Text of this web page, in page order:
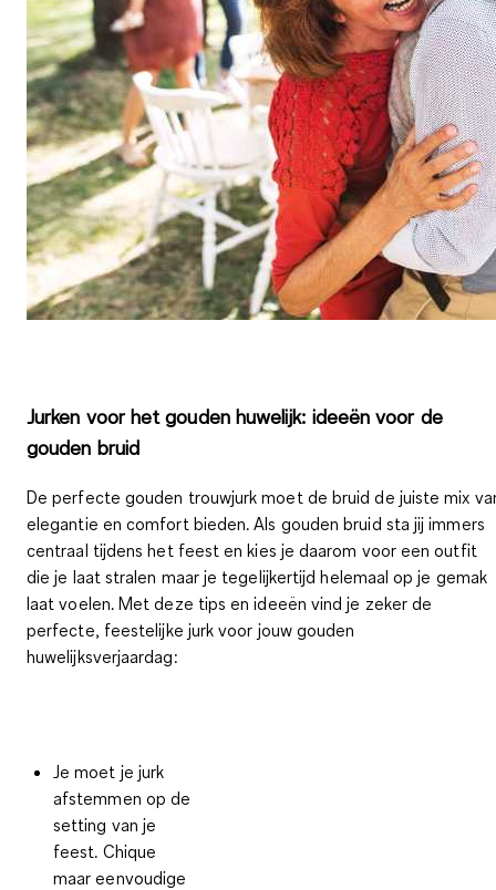
Jurken voor het gouden huwelijk: ideeën voor de
gouden bruid
De perfecte gouden trouwjurk moet de bruid de juiste mix
elegantie en comfort bieden. Als gouden bruid sta jij immers
centraal tijdens het feest en kies je daarom voor een outfit
die je laat stralen maar je tegelijkertijdhelemaal op je gemak
laat voelen. Met deze tips en ideeën vind je zeker de
perfecte, feestelijke jurk voor jouw gouden
huwelijksverjaardag:
Je moet je jurk
afstemmen op de
setting van je
feest. Chique
maar eenvoudige